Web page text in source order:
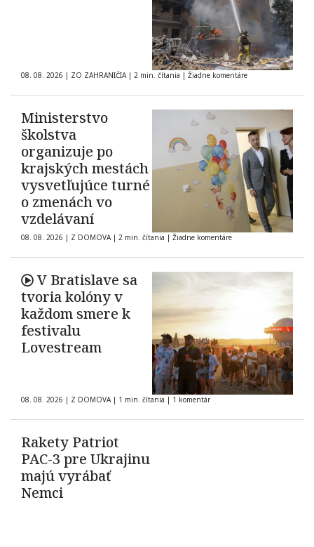
08. 08. 2026 | ZO ZAHRANIČIA | 2 min. čítania | Žiadne komentáre
Ministerstvo
školstva
organizuje po
krajských mestách
vysvetľujúce turné
o zmenách vo
vzdelávaní
08. 08. 2026 | Z DOMOVA | 2 min. čítania | Žiadne komentáre
V Bratislave sa
tvoria kolóny v
každom smere k
festivalu
Lovestream
08. 08. 2026 | Z DOMOVA | 1 min. čítania | 1 komentár
Rakety Patriot
PAC-3 pre Ukrajinu
majú vyrábať
Nemci